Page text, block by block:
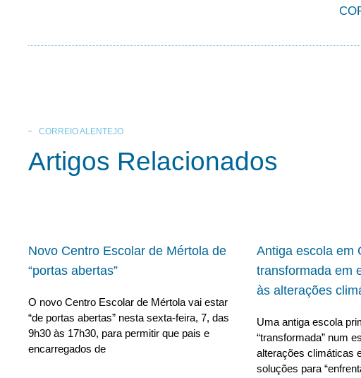
CORREIO ALENTEJO
Artigos Relacionados
Novo Centro Escolar de Mértola de
“portas abertas”
O novo Centro Escolar de Mértola vai estar
“de portas abertas” nesta sexta-feira, 7, das
9h30 às 17h30, para permitir que pais e
encarregados de
Antiga escola em
transformada em
às alterações
Uma antiga escola
“transformada” num
alterações climáticas
soluções para